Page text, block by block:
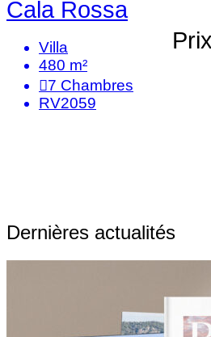
Cala Rossa
Villa
480 m²
7 Chambres
RV2059
Dernières actualités